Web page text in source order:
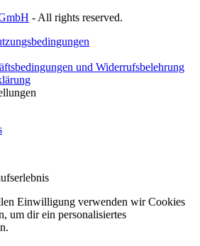
- All rights reserved.
und Widerrufsbelehrung
Einwilligung verwenden wir Cookies
um dir ein personalisiertes